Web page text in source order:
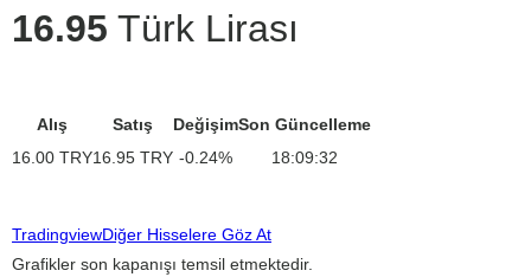
16.95 Türk Lirası
Alış
16.00 TRY
Satış
16.95 TRY
Değişim
-0.24%
Son Güncelleme
18:09:32
TradingviewDiğer Hisselere Göz At
Grafikler son kapanışı temsil etmektedir.